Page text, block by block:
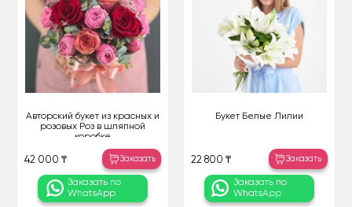
Авторский букет из красных и
розовых Роз в шляпной
коробке
42 000 ₸ Заказать
Заказать по
WhatsApp
Букет Белые Лилии
22 800 ₸ Заказать
Заказать по
WhatsApp